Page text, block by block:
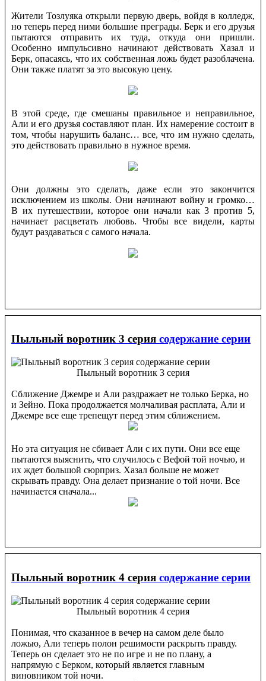
Жители Тозлуяка открыли первую дверь, войдя в колледж,
но теперь перед ними большие преграды. Берк и его друзья
пытаются отправить их туда, откуда они пришли.
Особенно импульсивно начинают действовать Хазал и
Берк, опасаясь, что их собственная ложь будет разоблачена.
Они также платят за это высокую цену.
В этой среде, где смешаны правильное и неправильное,
Али и его друзья составляют план. Их намерение состоит в
том, чтобы нарушить баланс… все, что им нужно сделать,
это действовать правильно в нужное время.
Они должны это сделать, даже если это закончится
исключением из школы. Они начинают войну и громко…
В их путешествии, которое они начали как 3 против 5,
начинает расцветать любовь. Чтобы все видели, карты
будут раздаваться с самого начала.
Пыльный воротник 3 серия содержание серии
Пыльный воротник 3 серия
Сближение Джемре и Али раздражает не только Берка, но
и Зейно. Пока продолжается молчаливая расплата, Али и
Джемре все еще трепещут перед этим сближением.
Но эта ситуация не сбивает Али с их пути. Они все еще
пытаются выяснить, что случилось с Вефой той ночью, и
их ждет большой сюрприз. Хазал больше не может
скрывать правду. Она делает признание о той ночи. Все
начинается сначала...
Пыльный воротник 4 серия содержание серии
Пыльный воротник 4 серия
Понимая, что сказанное в вечер на самом деле было
ложью, Али теперь полон решимости раскрыть правду.
Теперь он сделает это не по игре и не по плану, а
напрямую с Берком, который является главным
виновником той ночи.